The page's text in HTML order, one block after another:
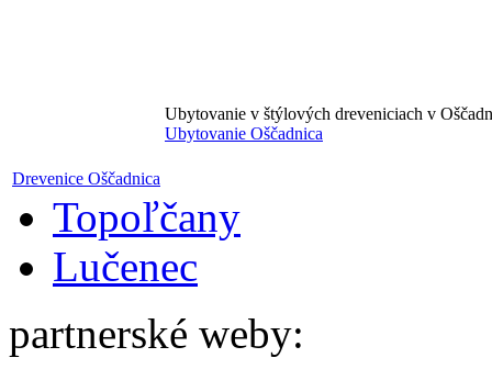
Drevenice Oščadnica
Ubytovanie v štýlových dreveniciach v
Ubytovanie Oščadnica
Topoľčany
Lučenec
partnerské weby: